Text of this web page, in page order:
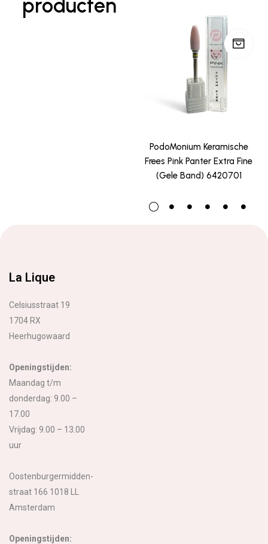
producten
PodoMonium Keramische
Frees Pink Panter Extra Fine
(Gele Band) 6420701
La Lique
Celsiusstraat 19
1704 RX
Heerhugowaard
Openingstijden:
Maandag t/m
donderdag: 9.00 –
17.00
Vrijdag: 9.00 – 13.00
uur
Oostenburgermidden-
straat 166 1018 LL
Amsterdam
Openingstijden: